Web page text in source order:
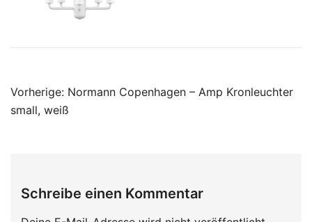
Beitragsnavigation
Vorherige: Normann Copenhagen – Amp Kronleuchter
small, weiß
Schreibe einen Kommentar